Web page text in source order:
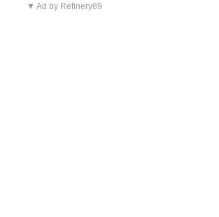
▼ Ad by Refinery89